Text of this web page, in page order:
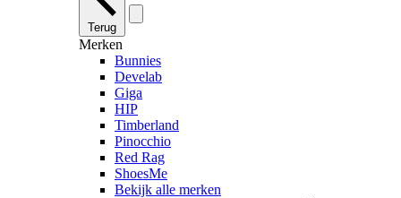
Terug
Merken
Bunnies
Develab
Giga
HIP
Timberland
Pinocchio
Red Rag
ShoesMe
Bekijk alle merken